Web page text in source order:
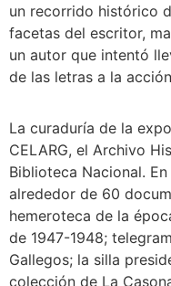
un recorrido histórico
facetas del escritor,
un autor que intentó
de las letras a la
La curaduría de la
CELARG, el Archivo
Biblioteca Nacional.
alrededor de 60
hemeroteca de la
de 1947-1948;
Gallegos; la silla
colección de La